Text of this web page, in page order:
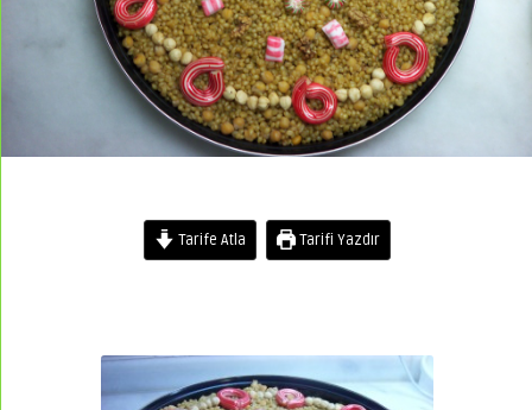
Tarife Atla Tarifi Yazdır